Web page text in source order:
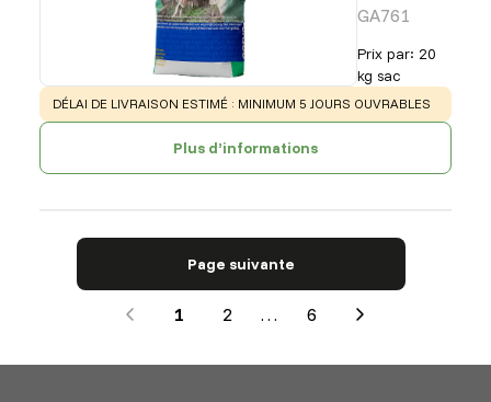
GA761
Prix par: 20
kg sac
WARNING
DÉLAI DE LIVRAISON ESTIMÉ : MINIMUM 5 JOURS OUVRABLES
Plus d’informations
Page suivante
1 2 … 6
Next